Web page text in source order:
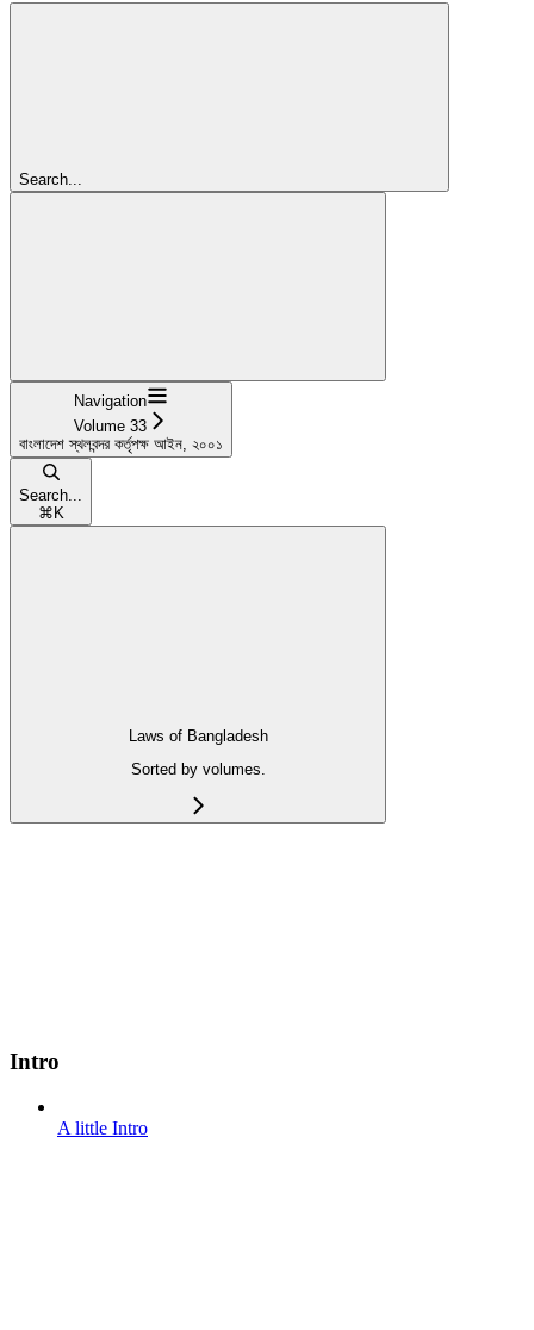
Search...
Navigation
Volume 33
বাংলাদেশ স্থলবন্দর কর্তৃপক্ষ আইন, ২০০১
Search...
⌘ K
Laws of Bangladesh
Sorted by volumes.
Intro
A little Intro